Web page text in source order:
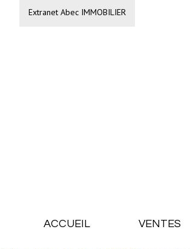
Extranet Abec IMMOBILIER
ACCUEIL VENTES